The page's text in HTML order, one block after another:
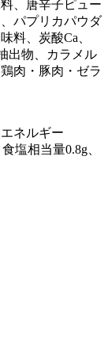
、唐辛子ピュー
パプリカパウダ
料、炭酸Ca、
出物、カラメル
肉・豚肉・ゼラ
ネルギー
塩相当量0.8g、